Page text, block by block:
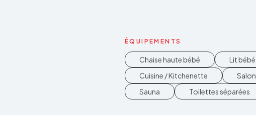
ÉQUIPEMENTS
Chaise haute bébé Lit bébé
Cuisine / Kitchenette
Salon
Sauna
Toilettes séparées